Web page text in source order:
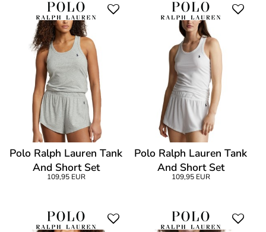
Polo Ralph Lauren Tank
And Short Set
109,95 EUR
Polo Ralph Lauren Tank
And Short Set
109,95 EUR